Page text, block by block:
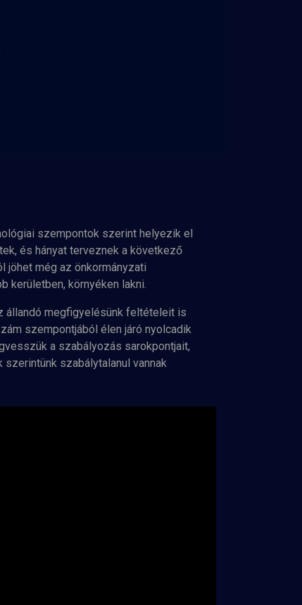
szempontok szerint helyezik el
és hányat terveznek a következő
jöhet még az önkormányzati
kerületben, környéken lakni.
állandó megfigyelésünk feltételeit is
szempontjából élen járó nyolcadik
a szabályozás sarokpontjait,
szabálytalanul vannak